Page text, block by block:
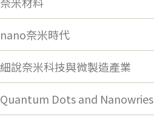
nano奈米時代
細說奈米科技與微製造產業
Quantum Dots and Nanowries